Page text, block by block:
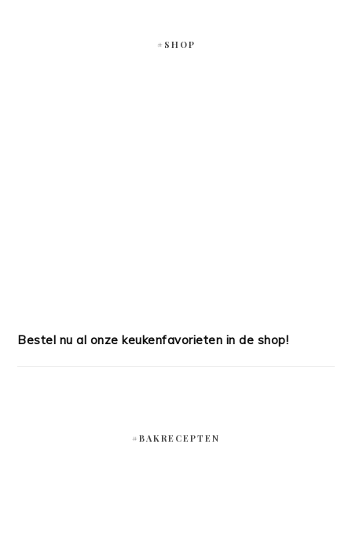
#SHOP
Bestel nu al onze keukenfavorieten in de shop!
#BAKRECEPTEN